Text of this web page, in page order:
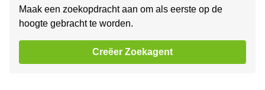
Maak een zoekopdracht aan om als eerste op de
hoogte gebracht te worden.
Creëer Zoekagent